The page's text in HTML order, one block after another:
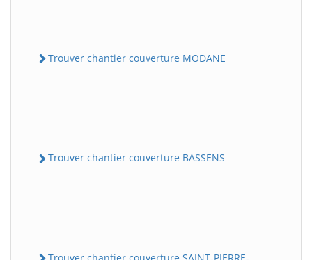
Trouver chantier couverture MODANE
Trouver chantier couverture BASSENS
Trouver chantier couverture SAINT-PIERRE-